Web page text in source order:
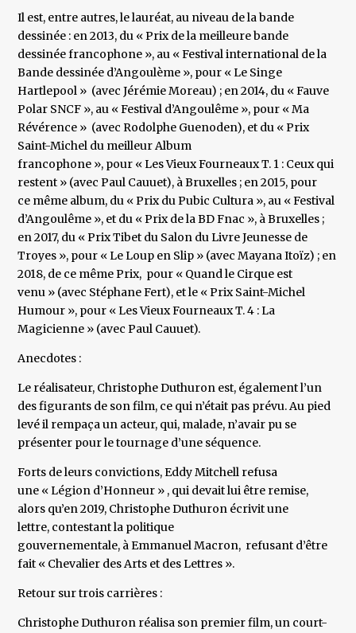
Il est, entre autres, le lauréat, au niveau de la bande
dessinée : en 2013, du « Prix de la meilleure bande
dessinée francophone », au « Festival international de la
Bande dessinée d’Angoulème », pour « Le Singe
Hartlepool » (avec Jérémie Moreau) ; en 2014, du « Fauve
Polar SNCF », au « Festival d’Angoulême », pour « Ma
Révérence » (avec Rodolphe Guenoden), et du « Prix
Saint-Michel du meilleur Album
francophone », pour « Les Vieux Fourneaux T. 1 : Ceux qui
restent » (avec Paul Cauuet), à Bruxelles ; en 2015, pour
ce même album, du « Prix du Pubic Cultura », au « Festival
d’Angoulême », et du « Prix de la BD Fnac », à Bruxelles ;
en 2017, du « Prix Tibet du Salon du Livre Jeunesse de
Troyes », pour « Le Loup en Slip » (avec Mayana Itoïz) ; en
2018, de ce même Prix, pour « Quand le Cirque est
venu » (avec Stéphane Fert), et le « Prix Saint-Michel
Humour », pour « Les Vieux Fourneaux T. 4 : La
Magicienne » (avec Paul Cauuet).
Anecdotes :
Le réalisateur, Christophe Duthuron est, également l’un
des figurants de son film, ce qui n’était pas prévu. Au pied
levé il rempaça un acteur, qui, malade, n’avair pu se
présenter pour le tournage d’une séquence.
Forts de leurs convictions, Eddy Mitchell refusa
une « Légion d’Honneur » , qui devait lui être remise,
alors qu’en 2019, Christophe Duthuron écrivit une
lettre, contestant la politique
gouvernementale, à Emmanuel Macron, refusant d’être
fait « Chevalier des Arts et des Lettres ».
Retour sur trois carrières :
Christophe Duthuron réalisa son premier film, un court-